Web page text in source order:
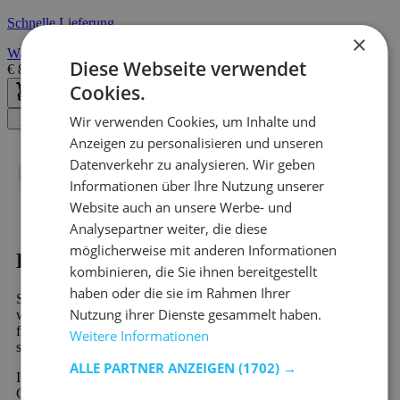
Schnelle Lieferung
Wandregal Bo0 98x24 cm mit 3 Fächern - Kiefer
€ 82,95 136,00
Kaufen?
Sind Sie auf der Suche nach Kinderzimmer - Grau? Dann
werden Sie bei Emob, Ihrem Online-Möbelshop, garantiert
finden. In unserem riesigen Sortiment finden Sie mehr als 10.000
schöne Möbel und stimmungsvolle Wohndekorationsprodukte.
Ihr neues Lieblingsprodukt aus der Kategorie Kinderzimmer -
Grau wird schnell und preiswert verschickt. Viele unserer
×
Diese Webseite verwendet
Cookies.
Wir verwenden Cookies, um Inhalte und
Anzeigen zu personalisieren und unseren
Datenverkehr zu analysieren. Wir geben
Informationen über Ihre Nutzung unserer
Website auch an unsere Werbe- und
Analysepartner weiter, die diese
möglicherweise mit anderen Informationen
kombinieren, die Sie ihnen bereitgestellt
haben oder die sie im Rahmen Ihrer
Nutzung ihrer Dienste gesammelt haben.
Weitere Informationen
ALLE PARTNER ANZEIGEN (1702) →